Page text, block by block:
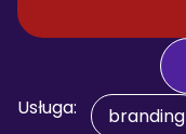
Usługa:
branding